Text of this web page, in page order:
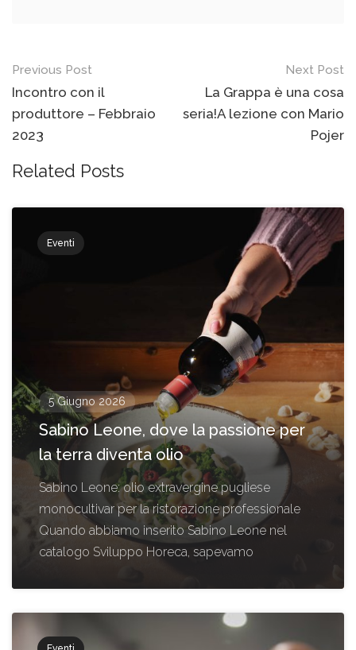
Previous Post
Incontro con il
produttore – Febbraio
2023
Next Post
La Grappa è una cosa
seria!A lezione con Mario
Pojer
Related Posts
Eventi
5 Giugno 2026
Sabino Leone, dove la passione per
la terra diventa olio
Sabino Leone: olio extravergine pugliese
monocultivar per la ristorazione professionale
Quando abbiamo inserito Sabino Leone nel
catalogo Sviluppo Horeca, sapevamo